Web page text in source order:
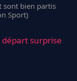
sont bien partis
Sport)
surprise